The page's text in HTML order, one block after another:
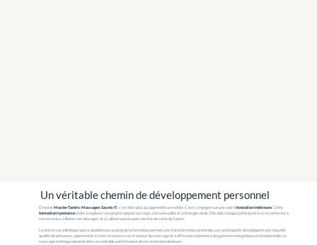
Un véritable chemin de développement personnel
DevenirMaster Tantric Massages Sacrés ©, c’est bien plus qu’apprendre un métier. C’est s’engager sur une voie d’évolution intérieure. Cette
formation lyonnaiseinvite à explorer son propre rapport au corps, à la sensualité et à l’énergie vitale. Elle aide chaque participant à se reconnecter à
son essence, à libérer ses blocages et à cultiver une écoute sincère de soi et de l’autre.
Le processus initiatique qui se déploie tout au long de la formation permet une transformation profonde. Les participants développent une nouvelle
qualité de présence, apprennent à créer un espace sacré autour du massage et à offrir une expérience de guérison énergétique et émotionnelle. Le
massage tantrique devient alors un véritable outil d’éveil et de reconnexion intérieure.